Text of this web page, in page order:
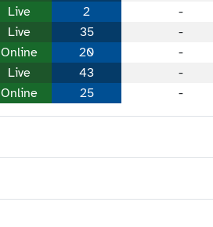
Live 2 -
Live 35 -
Online 20 -
Live 43 -
Online 25 -